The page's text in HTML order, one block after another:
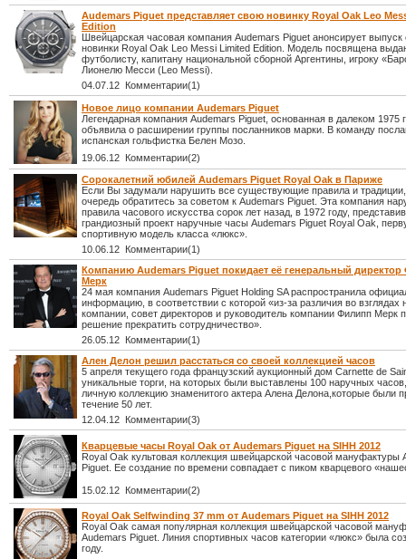
Audemars Piguet представляет свою новинку Royal Oak Leo
Edition
Швейцарская часовая компания Audemars Piguet анонсирует выпуск
новинки Royal Oak Leo Messi Limited Edition. Модель посвящена
футболисту, капитану национальной сборной Аргентины, игроку
Лионелю Месси (Leo Messi).
04.07.12 Комментарии(1)
Новое лицо компании Audemars Piguet
Легендарная компания Audemars Piguet, основанная в далеком 1975
объявила о расширении группы посланников марки. В команду
испанская гольфистка Белен Мозо.
19.06.12 Комментарии(2)
Сорокалетний юбилей Audemars Piguet Royal Oak в Париже
Если Вы задумали нарушить все существующие правила и
очередь обратитесь за советом к Audemars Piguet. Эта компания
правила часового искусства сорок лет назад, в 1972 году,
грандиозный проект наручные часы Audemars Piguet Royal Oak,
спортивную модель класса «люкс».
10.06.12 Комментарии(1)
Компанию Audemars Piguet покидает её генеральный
Мерк
24 мая компания Audemars Piguet Holding SA распространила
информацию, в соответствии с которой «из-за различия во взглядах
компании, совет директоров и руководитель компании Филипп Мерк
решение прекратить сотрудничество».
26.05.12 Комментарии(1)
Ален Делон решил расстаться со своей коллекцией часов
5 апреля текущего года французский аукционный дом Carnette de
уникальные торги, на которых были выставлены 100 наручных
личную коллекцию знаменитого актера Алена Делона,которые были
течение 50 лет.
12.04.12 Комментарии(3)
Кварцевые часы Royal Oak от Audemars Piguet на SIHH 2012
Royal Oak культовая коллекция швейцарской часовой мануфактуры
Piguet. Ее создание по времени совпадает с пиком кварцевого
15.02.12 Комментарии(2)
Royal Oak Selfwinding 37 mm от Audemars Piguet на SIHH 2012
Royal Oak самая популярная коллекция швейцарской часовой
Audemars Piguet. Линия спортивных часов категории «люкс» была
году.